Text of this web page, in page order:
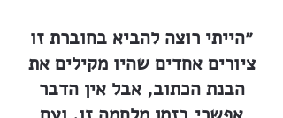
״הייתי רוצה להביא בחוברת זו
ציורים אחדים שהיו מקילים את
הבנת הכתוב, אבל אין הדבר